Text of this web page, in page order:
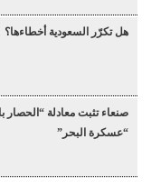
هل تكرّر السعودية أخطاءها؟
صنعاء تثبت معادلة “الحصار
“عسكرة البحر”